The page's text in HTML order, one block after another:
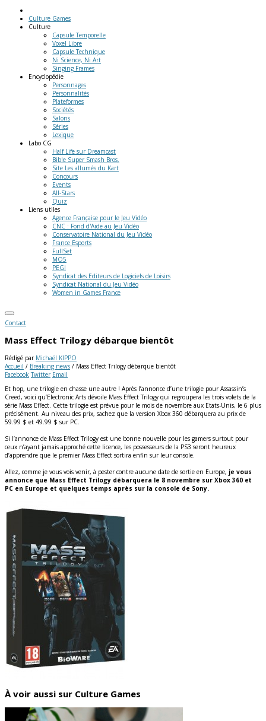
Culture Games
Culture
Capsule Temporelle
Voxel Libre
Capsule Technique
Ni Science, Ni Art
Singing Frames
Encyclopédie
Personnages
Personnalités
Plateformes
Sociétés
Salons
Séries
Lexique
Labo CG
Half Life sur Dreamcast
Bible Super Smash Bros.
Site Les allumés du Kart
Concours
Events
All-Stars
Quiz
Liens utiles
Agence Française pour le Jeu Vidéo
CNC : Fond d'Aide au Jeu Vidéo
Conservatoire National du Jeu Vidéo
France Esports
FullSet
MO5
PEGI
Syndicat des Editeurs de Logiciels de Loisirs
Syndicat National du Jeu Vidéo
Women in Games France
Contact
Mass Effect Trilogy débarque bientôt
Rédigé par Michaël KIPPO
Accueil / Breaking news / Mass Effect Trilogy débarque bientôt
Facebook Twitter Email
Et hop, une trilogie en chasse une autre ! Après l’annonce d’une trilogie pour Assassin’s
Creed, voici qu’Electronic Arts dévoile Mass Effect Trilogy qui regroupera les trois volets de la
série Mass Effect. Cette trilogie est prévue pour le mois de novembre aux Etats-Unis, le 6 plus
précisément. Au niveau des prix, sachez que la version Xbox 360 débarquera au prix de
59.99 $ et 49.99 $ sur PC.
Si l’annonce de Mass Effect Trilogy est une bonne nouvelle pour les gamers surtout pour
ceux n’ayant jamais approché cette licence, les possesseurs de la PS3 seront heureux
d’apprendre que le premier Mass Effect sortira enfin sur leur console.
Allez, comme je vous vois venir, à pester contre aucune date de sortie en Europe, je vous
annonce que Mass Effect Trilogy débarquera le 8 novembre sur Xbox 360 et
PC en Europe et quelques temps après sur la console de Sony.
À voir aussi sur Culture Games